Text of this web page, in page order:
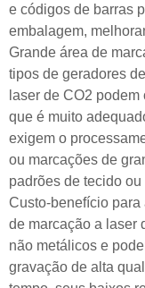
e códigos de barras
embalagem,
Grande área de
tipos de geradores
laser de CO2
que é muito
exigem o
ou marcações de
padrões de tecido
Custo-benefício
de marcação a laser
não metálicos e
gravação de alta